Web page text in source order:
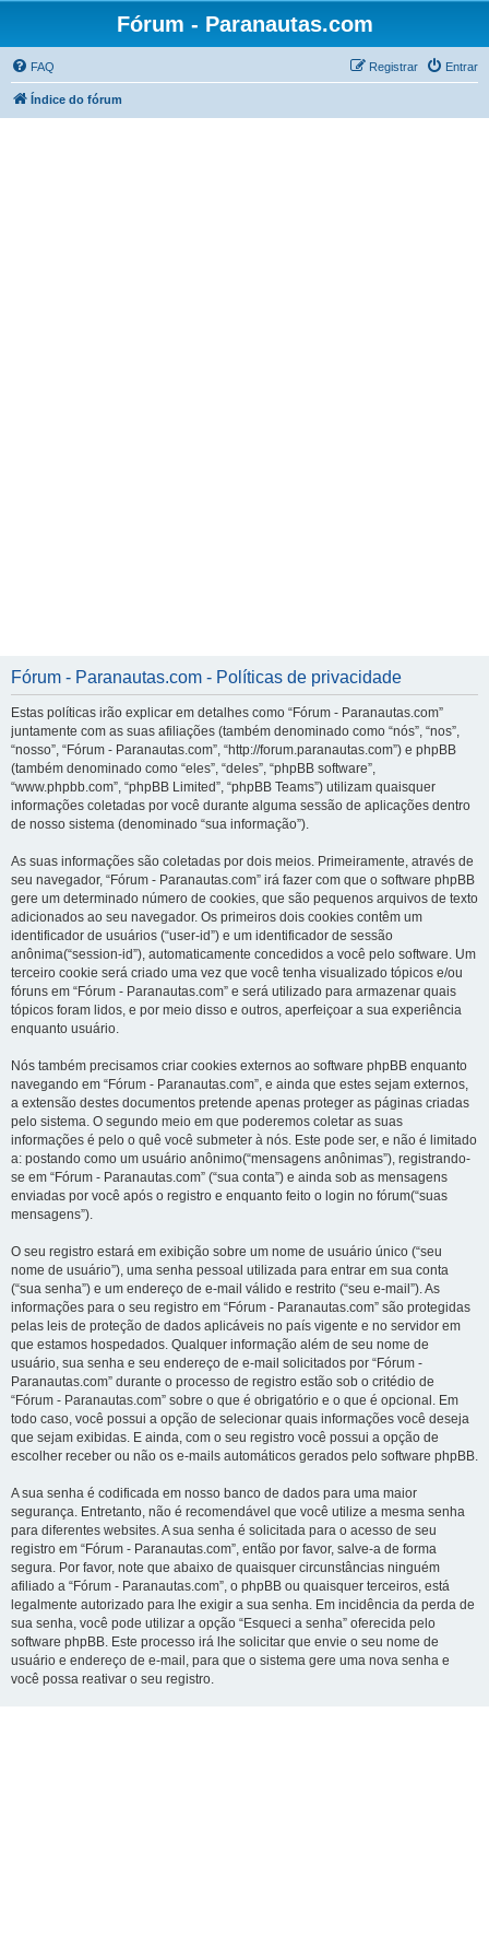
Fórum - Paranautas.com
FAQ Entrar
Registrar
Índice do fórum
Fórum - Paranautas.com - Políticas de privacidade
Estas políticas irão explicar em detalhes como “Fórum - Paranautas.com”
juntamente com as suas afiliações (também denominado como “nós”, “nos”,
“nosso”, “Fórum - Paranautas.com”, “http://forum.paranautas.com”) e phpBB
(também denominado como “eles”, “deles”, “phpBB software”,
“www.phpbb.com”, “phpBB Limited”, “phpBB Teams”) utilizam quaisquer
informações coletadas por você durante alguma sessão de aplicações dentro
de nosso sistema (denominado “sua informação”).
As suas informações são coletadas por dois meios. Primeiramente, através de
seu navegador, “Fórum - Paranautas.com” irá fazer com que o software phpBB
gere um determinado número de cookies, que são pequenos arquivos de texto
adicionados ao seu navegador. Os primeiros dois cookies contêm um
identificador de usuários (“user-id”) e um identificador de sessão
anônima(“session-id”), automaticamente concedidos a você pelo software. Um
terceiro cookie será criado uma vez que você tenha visualizado tópicos e/ou
fóruns em “Fórum - Paranautas.com” e será utilizado para armazenar quais
tópicos foram lidos, e por meio disso e outros, aperfeiçoar a sua experiência
enquanto usuário.
Nós também precisamos criar cookies externos ao software phpBB enquanto
navegando em “Fórum - Paranautas.com”, e ainda que estes sejam externos,
a extensão destes documentos pretende apenas proteger as páginas criadas
pelo sistema. O segundo meio em que poderemos coletar as suas
informações é pelo o quê você submeter à nós. Este pode ser, e não é limitado
a: postando como um usuário anônimo(“mensagens anônimas”), registrando-
se em “Fórum - Paranautas.com” (“sua conta”) e ainda sob as mensagens
enviadas por você após o registro e enquanto feito o login no fórum(“suas
mensagens”).
O seu registro estará em exibição sobre um nome de usuário único (“seu
nome de usuário”), uma senha pessoal utilizada para entrar em sua conta
(“sua senha”) e um endereço de e-mail válido e restrito (“seu e-mail”). As
informações para o seu registro em “Fórum - Paranautas.com” são protegidas
pelas leis de proteção de dados aplicáveis no país vigente e no servidor em
que estamos hospedados. Qualquer informação além de seu nome de
usuário, sua senha e seu endereço de e-mail solicitados por “Fórum -
Paranautas.com” durante o processo de registro estão sob o critédio de
“Fórum - Paranautas.com” sobre o que é obrigatório e o que é opcional. Em
todo caso, você possui a opção de selecionar quais informações você deseja
que sejam exibidas. E ainda, com o seu registro você possui a opção de
escolher receber ou não os e-mails automáticos gerados pelo software phpBB.
A sua senha é codificada em nosso banco de dados para uma maior
segurança. Entretanto, não é recomendável que você utilize a mesma senha
para diferentes websites. A sua senha é solicitada para o acesso de seu
registro em “Fórum - Paranautas.com”, então por favor, salve-a de forma
segura. Por favor, note que abaixo de quaisquer circunstâncias ninguém
afiliado a “Fórum - Paranautas.com”, o phpBB ou quaisquer terceiros, está
legalmente autorizado para lhe exigir a sua senha. Em incidência da perda de
sua senha, você pode utilizar a opção “Esqueci a senha” oferecida pelo
software phpBB. Este processo irá lhe solicitar que envie o seu nome de
usuário e endereço de e-mail, para que o sistema gere uma nova senha e
você possa reativar o seu registro.